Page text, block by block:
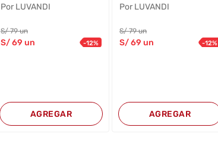
Por LUVANDI
S/79 un
S/69 un -12%
AGREGAR
Por LUVANDI
S/79 un
S/69 un -12%
AGREGAR